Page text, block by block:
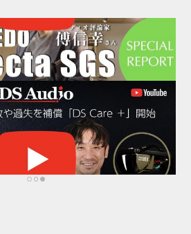
トとは、8K映像技術や最新の3Dスキャナー、フ
ォトグラメトリ技術（写真から、...